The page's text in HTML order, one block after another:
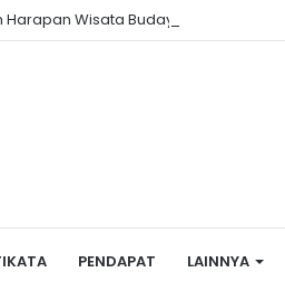
Wisata Budaya
PENDAPAT LAINNYA